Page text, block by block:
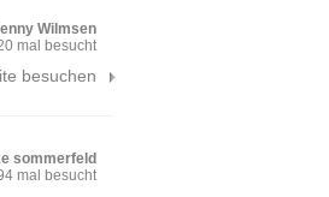
Wilmsen
mal besucht
besuchen
sommerfeld
mal besucht